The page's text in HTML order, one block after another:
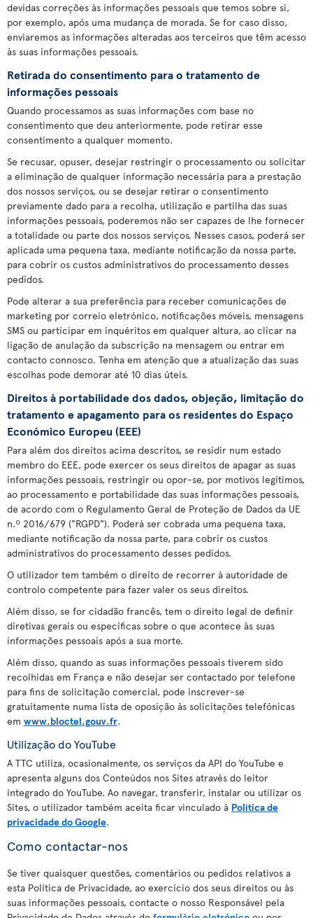
devidas correções às informações pessoais que temos sobre si,
por exemplo, após uma mudança de morada. Se for caso disso,
enviaremos as informações alteradas aos terceiros que têm acesso
às suas informações pessoais.
Retirada do consentimento para o tratamento de
informações pessoais
Quando processamos as suas informações com base no
consentimento que deu anteriormente, pode retirar esse
consentimento a qualquer momento.
Se recusar, opuser, desejar restringir o processamento ou solicitar
a eliminação de qualquer informação necessária para a prestação
dos nossos serviços, ou se desejar retirar o consentimento
previamente dado para a recolha, utilização e partilha das suas
informações pessoais, poderemos não ser capazes de lhe fornecer
a totalidade ou parte dos nossos serviços. Nesses casos, poderá ser
aplicada uma pequena taxa, mediante notificação da nossa parte,
para cobrir os custos administrativos do processamento desses
pedidos.
Pode alterar a sua preferência para receber comunicações de
marketing por correio eletrónico, notificações móveis, mensagens
SMS ou participar em inquéritos em qualquer altura, ao clicar na
ligação de anulação da subscrição na mensagem ou entrar em
contacto connosco. Tenha em atenção que a atualização das suas
escolhas pode demorar até 10 dias úteis.
Direitos à portabilidade dos dados, objeção, limitação do
tratamento e apagamento para os residentes do Espaço
Económico Europeu (EEE)
Para além dos direitos acima descritos, se residir num estado
membro do EEE, pode exercer os seus direitos de apagar as suas
informações pessoais, restringir ou opor-se, por motivos legítimos,
ao processamento e portabilidade das suas informações pessoais,
de acordo com o Regulamento Geral de Proteção de Dados da UE
n.º 2016/679 ("RGPD"). Poderá ser cobrada uma pequena taxa,
mediante notificação da nossa parte, para cobrir os custos
administrativos do processamento desses pedidos.
O utilizador tem também o direito de recorrer à autoridade de
controlo competente para fazer valer os seus direitos.
Além disso, se for cidadão francês, tem o direito legal de definir
diretivas gerais ou específicas sobre o que acontece às suas
informações pessoais após a sua morte.
Além disso, quando as suas informações pessoais tiverem sido
recolhidas em França e não desejar ser contactado por telefone
para fins de solicitação comercial, pode inscrever-se
gratuitamente numa lista de oposição às solicitações telefónicas
em www.bloctel.gouv.fr.
Utilização do YouTube
A TTC utiliza, ocasionalmente, os serviços da API do YouTube e
apresenta alguns dos Conteúdos nos Sites através do leitor
integrado do YouTube. Ao navegar, transferir, instalar ou utilizar os
Sites, o utilizador também aceita ficar vinculado à Política de
privacidade do Google.
Como contactar-nos
Se tiver quaisquer questões, comentários ou pedidos relativos a
esta Política de Privacidade, ao exercício dos seus direitos ou às
suas informações pessoais, contacte o nosso Responsável pela